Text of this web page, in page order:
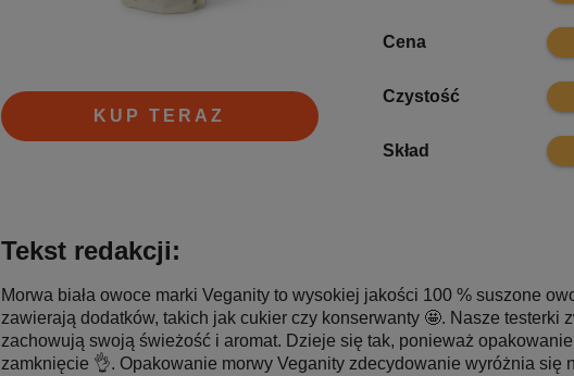
KUP TERAZ
Cena 8.5
Czystość 9.8
Skład 9.9
Tekst redakcji:
Morwa biała owoce marki Veganity to wysokiej jakości 100 % suszone
zawierają dodatków, takich jak cukier czy konserwanty 🤩. Nasze testerki
zachowują swoją świeżość i aromat. Dzieje się tak, ponieważ
zamknięcie 👌. Opakowanie morwy Veganity zdecydowanie wyróżnia się